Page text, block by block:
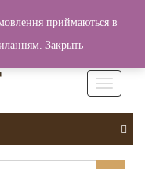
0 грн.
приймаються в
Закрыть